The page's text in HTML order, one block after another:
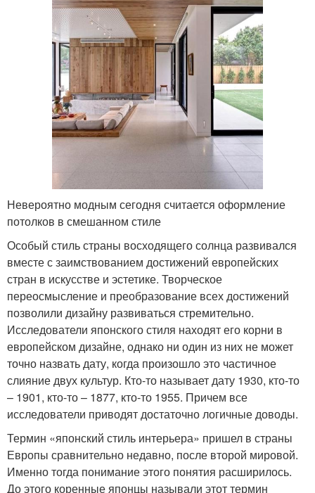
Невероятно модным сегодня считается оформление
потолков в смешанном стиле
Особый стиль страны восходящего солнца развивался
вместе с заимствованием достижений европейских
стран в искусстве и эстетике. Творческое
переосмысление и преобразование всех достижений
позволили дизайну развиваться стремительно.
Исследователи японского стиля находят его корни в
европейском дизайне, однако ни один из них не может
точно назвать дату, когда произошло это частичное
слияние двух культур. Кто-то называет дату 1930, кто-то
– 1901, кто-то – 1877, кто-то 1955. Причем все
исследователи приводят достаточно логичные доводы.
Термин «японский стиль интерьера» пришел в страны
Европы сравнительно недавно, после второй мировой.
Именно тогда понимание этого понятия расширилось.
До этого коренные японцы называли этот термин